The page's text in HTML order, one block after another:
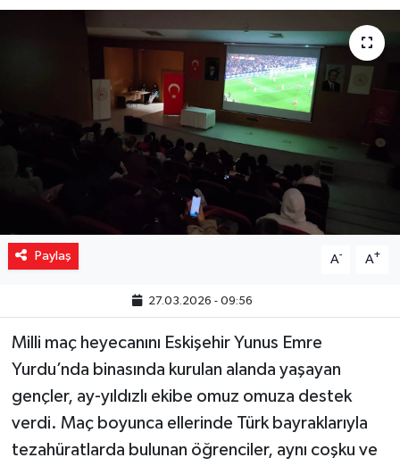
Paylaş A- A+
27.03.2026 - 09:56
Milli maç heyecanını Eskişehir Yunus Emre
Yurdu’nda binasında kurulan alanda yaşayan
gençler, ay-yıldızlı ekibe omuz omuza destek
verdi. Maç boyunca ellerinde Türk bayraklarıyla
tezahüratlarda bulunan öğrenciler, aynı coşku ve
Resmi ilanlar
Haber Arşivi